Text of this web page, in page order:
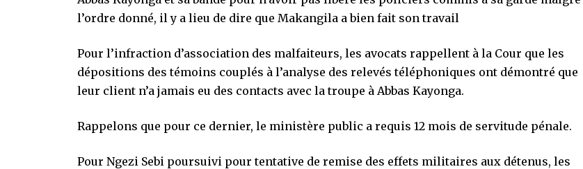
l’ordre donné, il y a lieu de dire que Makangila a bien fait son travail
Pour l’infraction d’association des malfaiteurs, les avocats rappellent à la Cour que les
dépositions des témoins couplés à l’analyse des relevés téléphoniques ont démontré que
leur client n’a jamais eu des contacts avec la troupe à Abbas Kayonga.
Rappelons que pour ce dernier, le ministère public a requis 12 mois de servitude pénale.
Pour Ngezi Sebi poursuivi pour tentative de remise des effets militaires aux détenus, les